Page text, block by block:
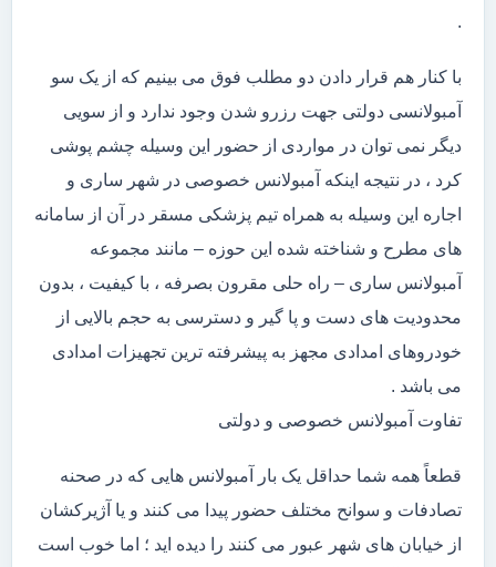
.
با کنار هم قرار دادن دو مطلب فوق می بینیم که از یک سو
آمبولانسی دولتی جهت رزرو شدن وجود ندارد و از سویی
دیگر نمی توان در مواردی از حضور این وسیله چشم پوشی
کرد ، در نتیجه اینکه آمبولانس خصوصی در شهر ساری و
اجاره این وسیله به همراه تیم پزشکی مسقر در آن از سامانه
های مطرح و شناخته شده این حوزه – مانند مجموعه
آمبولانس ساری – راه حلی مقرون بصرفه ، با کیفیت ، بدون
محدودیت های دست و پا گیر و دسترسی به حجم بالایی از
خودروهای امدادی مجهز به پیشرفته ترین تجهیزات امدادی
می باشد .
تفاوت آمبولانس خصوصی و دولتی
قطعاً همه شما حداقل یک بار آمبولانس هایی که در صحنه
تصادفات و سوانح مختلف حضور پیدا می کنند و یا آژیرکشان
از خیابان های شهر عبور می کنند را دیده اید ؛ اما خوب است